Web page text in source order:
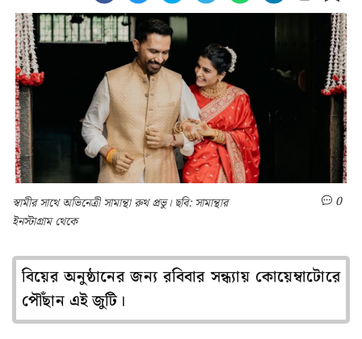
স্বামীর সাথে অভিনেত্রী সামান্থা রুথ প্রভু। ছবি: সামান্থার
ইনস্টাগ্রাম থেকে
0
বিয়ের অনুষ্ঠানের জন্য রবিবার সন্ধ্যায় কোয়েম্বাটোরে
পৌঁছান এই জুটি।